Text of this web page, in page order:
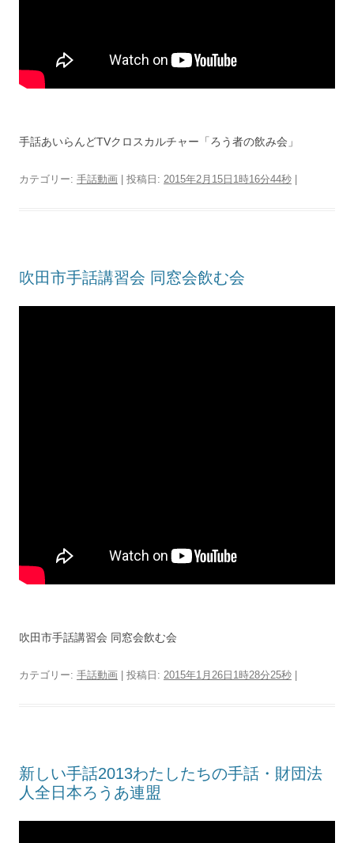
手話あいらんどTVクロスカルチャー「ろう者の飲み会」
カテゴリー: 手話動画 | 投稿日: 2015年2月15日1時16分44秒
吹田市手話講習会 同窓会飲む会
吹田市手話講習会 同窓会飲む会
カテゴリー: 手話動画 | 投稿日: 2015年1月26日1時28分25秒
新しい手話2013わたしたちの手話・財団法
人全日本ろうあ連盟